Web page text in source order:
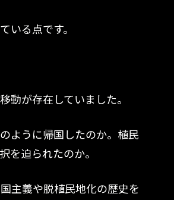
いる点です。
動が存在していました。
ように帰国したのか。植民
を迫られたのか。
主義や脱植民地化の歴史を